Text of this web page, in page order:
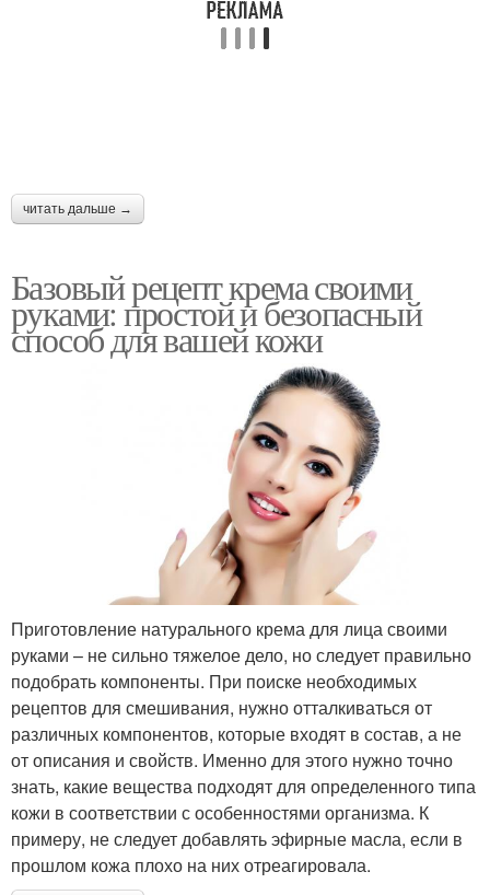
читать дальше →
Базовый рецепт крема своими
руками: простой и безопасный
способ для вашей кожи
Приготовление натурального крема для лица своими
руками – не сильно тяжелое дело, но следует правильно
подобрать компоненты. При поиске необходимых
рецептов для смешивания, нужно отталкиваться от
различных компонентов, которые входят в состав, а не
от описания и свойств. Именно для этого нужно точно
знать, какие вещества подходят для определенного типа
кожи в соответствии с особенностями организма. К
примеру, не следует добавлять эфирные масла, если в
прошлом кожа плохо на них отреагировала.